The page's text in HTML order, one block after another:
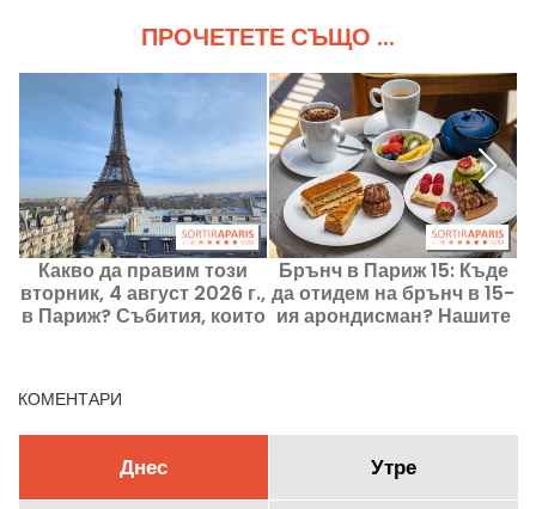
ПРОЧЕТЕТЕ СЪЩО ...
Какво да правим този
вторник, 4 август 2026 г.,
в Париж? Събития, които
Брънч в Париж 15: Къде
да отидем на брънч в 15-
ия арондисман? Нашите
КОМЕНТАРИ
Днес Утре